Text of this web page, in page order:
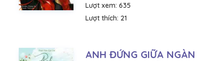
Lượt xem: 635
Lượt thích: 21
ANH ĐỨNG GIỮA NGÀN